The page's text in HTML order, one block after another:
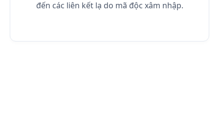
đến các liên kết lạ do mã độc xâm nhập.